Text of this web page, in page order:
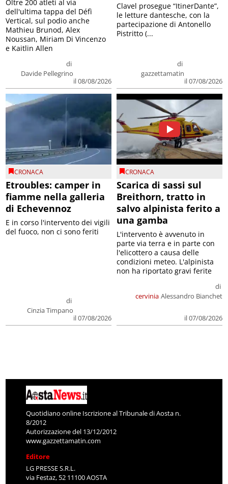
di
Davide Pellegrino
il 08/08/2026
Oltre 200 atleti al via
dell'ultima tappa del Défì
Vertical, sul podio anche
Mathieu Brunod, Alex
Noussan, Miriam Di Vincenzo
e Kaitlin Allen
di
gazzettamatin
il 07/08/2026
Clavel prosegue “ItinerDante”,
le letture dantesche, con la
partecipazione di Antonello
Pistritto (...
CRONACA
Etroubles: camper in
fiamme nella galleria
di Echevennoz
di
Cinzia Timpano
il 07/08/2026
E in corso l'intervento dei vigili
del fuoco, non ci sono feriti
CRONACA
Scarica di sassi sul
Breithorn, tratto in
salvo alpinista ferito a
una gamba
cervinia
di
Alessandro Bianchet
il 07/08/2026
L'intervento è avvenuto in
parte via terra e in parte con
l'elicottero a causa delle
condizioni meteo. L'alpinista
non ha riportato gravi ferite
Quotidiano online Iscrizione al Tribunale di Aosta n.
8/2012
Autorizzazione del 13/12/2012
www.gazzettamatin.com
Editore
LG PRESSE S.R.L.
via Festaz, 52 11100 AOSTA